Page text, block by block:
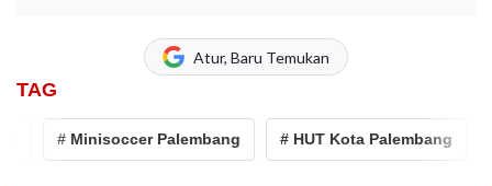
Atur, Baru Temukan
TAG
# Minisoccer Palembang # HUT Kota Palembang